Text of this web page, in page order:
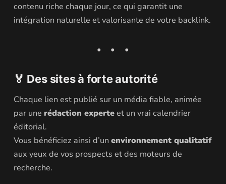
contenu riche chaque jour, ce qui garantit une
intégration naturelle et valorisante de votre backlink.
🏅 Des sites à forte autorité
Chaque lien est publié sur un média fiable, animée
par une rédaction experteet un vrai calendrier
éditorial.
Vous bénéficiez ainsi d’un environnement qualitatif
aux yeux de vos prospects et des moteurs de
recherche.